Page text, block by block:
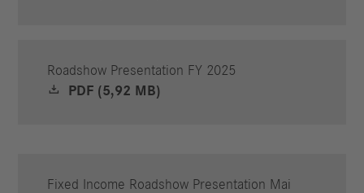
Roadshow Presentation FY 2025
PDF (5,92 MB)
Fixed Income Roadshow Presentation Mai